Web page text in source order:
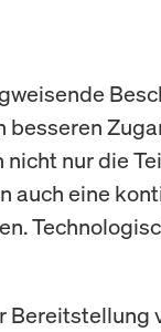
besseren
nur die
auch eine
Bereitstellung